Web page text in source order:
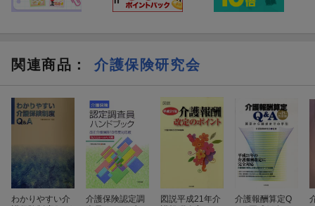
関連商品 ： 介護保険研究会
わかりやすい介
介護保険認定調
図説平成21年介
介護報酬算定Q